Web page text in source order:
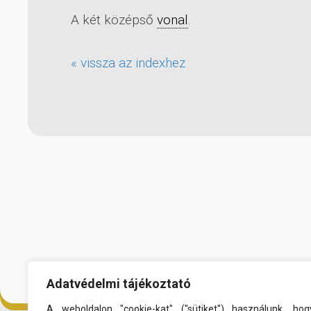
Adatvédelmi tájékoztató
A két középső vonal.
« vissza az indexhez